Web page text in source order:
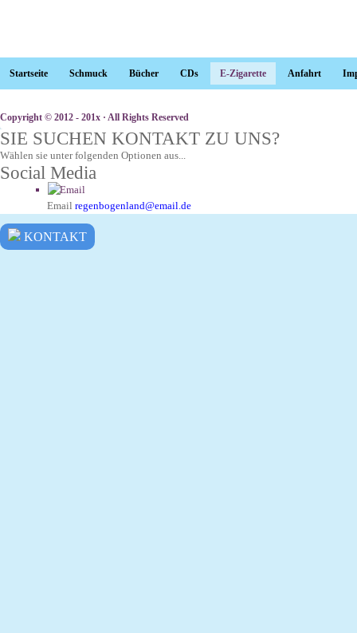
Startseite Schmuck Bücher CDs E-Zigarette Anfahrt
Copyright © 2012 - 201x · All Rights Reserved
SIE SUCHEN KONTAKT ZU UNS?
Wählen sie unter folgenden Optionen aus...
Social Media
Email regenbogenland@email.de
KONTAKT